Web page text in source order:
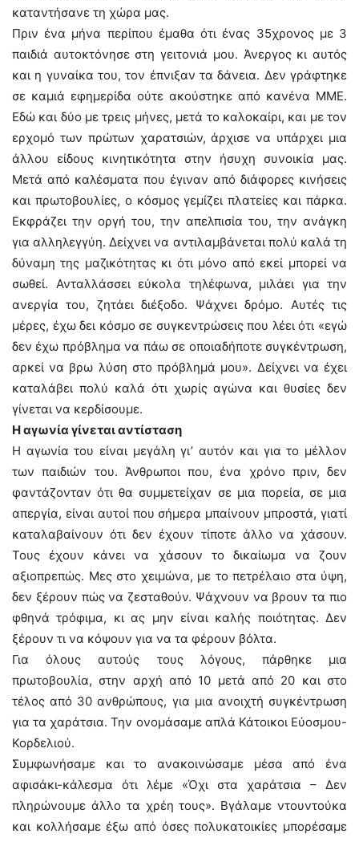
καταντήσανε τη χώρα μας.
Πριν ένα μήνα περίπου έμαθα ότι ένας 35χρονος με 3
παιδιά αυτοκτόνησε στη γειτονιά μου. Άνεργος κι αυτός
και η γυναίκα του, τον έπνιξαν τα δάνεια. Δεν γράφτηκε
σε καμιά εφημερίδα ούτε ακούστηκε από κανένα ΜΜΕ.
Εδώ και δύο με τρεις μήνες, μετά το καλοκαίρι, και με τον
ερχομό των πρώτων χαρατσιών, άρχισε να υπάρχει μια
άλλου είδους κινητικότητα στην ήσυχη συνοικία μας.
Μετά από καλέσματα που έγιναν από διάφορες κινήσεις
και πρωτοβουλίες, ο κόσμος γεμίζει πλατείες και πάρκα.
Εκφράζει την οργή του, την απελπισία του, την ανάγκη
για αλληλεγγύη. Δείχνει να αντιλαμβάνεται πολύ καλά τη
δύναμη της μαζικότητας κι ότι μόνο από εκεί μπορεί να
σωθεί. Ανταλλάσσει εύκολα τηλέφωνα, μιλάει για την
ανεργία του, ζητάει διέξοδο. Ψάχνει δρόμο. Αυτές τις
μέρες, έχω δει κόσμο σε συγκεντρώσεις που λέει ότι «εγώ
δεν έχω πρόβλημα να πάω σε οποιαδήποτε συγκέντρωση,
αρκεί να βρω λύση στο πρόβλημά μου». Δείχνει να έχει
καταλάβει πολύ καλά ότι χωρίς αγώνα και θυσίες δεν
γίνεται να κερδίσουμε.
Η αγωνία γίνεται αντίσταση
Η αγωνία του είναι μεγάλη γι’ αυτόν και για το μέλλον
των παιδιών του. Άνθρωποι που, ένα χρόνο πριν, δεν
φαντάζονταν ότι θα συμμετείχαν σε μια πορεία, σε μια
απεργία, είναι αυτοί που σήμερα μπαίνουν μπροστά, γιατί
καταλαβαίνουν ότι δεν έχουν τίποτε άλλο να χάσουν.
Τους έχουν κάνει να χάσουν το δικαίωμα να ζουν
αξιοπρεπώς. Μες στο χειμώνα, με το πετρέλαιο στα ύψη,
δεν ξέρουν πώς να ζεσταθούν. Ψάχνουν να βρουν τα πιο
φθηνά τρόφιμα, κι ας μην είναι καλής ποιότητας. Δεν
ξέρουν τι να κόψουν για να τα φέρουν βόλτα.
Για όλους αυτούς τους λόγους, πάρθηκε μια
πρωτοβουλία, στην αρχή από 10 μετά από 20 και στο
τέλος από 30 ανθρώπους, για μια ανοιχτή συγκέντρωση
για τα χαράτσια. Την ονομάσαμε απλά Κάτοικοι Εύοσμου-
Κορδελιού.
Συμφωνήσαμε και το ανακοινώσαμε μέσα από ένα
αφισάκι-κάλεσμα ότι λέμε «Όχι στα χαράτσια – Δεν
πληρώνουμε άλλο τα χρέη τους». Βγάλαμε ντουντούκα
και κολλήσαμε έξω από όσες πολυκατοικίες μπορέσαμε